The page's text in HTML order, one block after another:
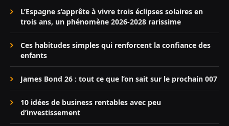
L’Espagne s’apprête à vivre trois éclipses solaires en
trois ans, un phénomène 2026-2028 rarissime
Ces habitudes simples qui renforcent la confiance des
enfants
James Bond 26 : tout ce que l’on sait sur le prochain 007
10 idées de business rentables avec peu
d’investissement